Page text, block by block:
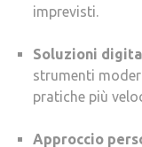
imprevisti.
Soluzioni
strumenti
pratiche più
Approccio